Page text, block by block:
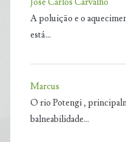
José Carlos Carvalho
A poluição e o
está…
Marcus
O rio Potengi ,
balneabilidade…